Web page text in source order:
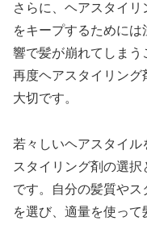
さらに、ヘアスタイ
をキープするために
響で髪が崩れてしまう
再度ヘアスタイリン
大切です。
若々しいヘアスタイ
スタイリング剤の選
です。自分の髪質やス
を選び、適量を使っ